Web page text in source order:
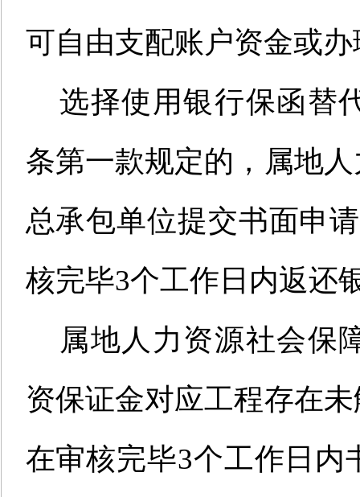
可自由支配账户资金或
选择使用银行保函替
条第一款规定的，属地
总承包单位提交书面申请
核完毕3个工作日内返还
属地人力资源社会保
资保证金对应工程存在
在审核完毕3个工作日内